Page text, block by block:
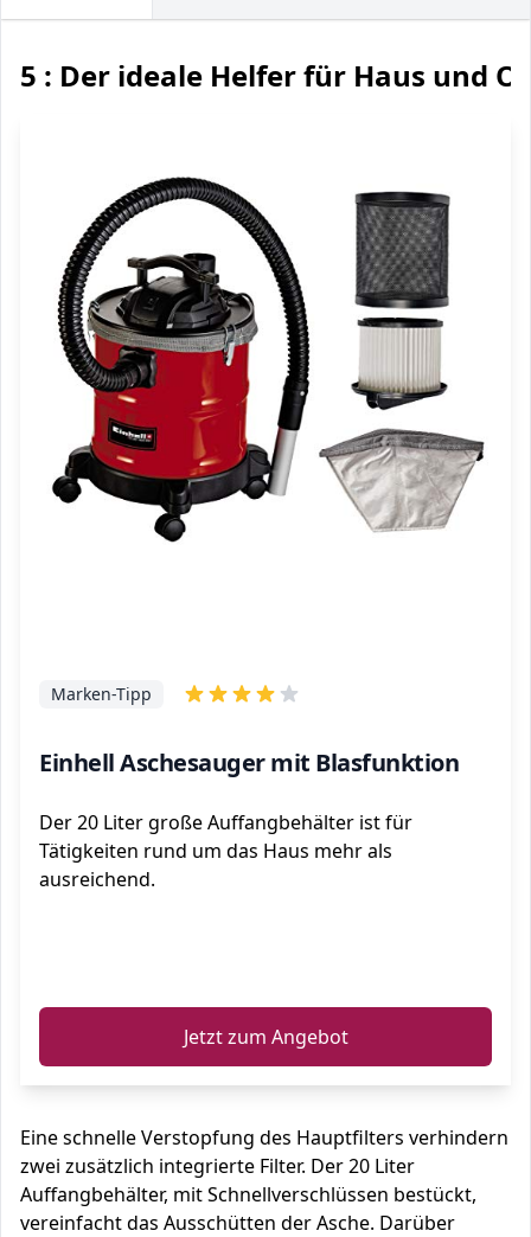
5 : Der ideale Helfer für Haus und
Einhell Aschesauger mit Blasfunktion
Marken-Tipp
Der 20 Liter große Auffangbehälter ist für
Tätigkeiten rund um das Haus mehr als
ausreichend.
Jetzt zum Angebot
Eine schnelle Verstopfung des Hauptfilters verhindern
zwei zusätzlich integrierte Filter. Der 20 Liter
Auffangbehälter, mit Schnellverschlüssen bestückt,
vereinfacht das Ausschütten der Asche. Darüber